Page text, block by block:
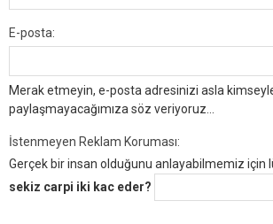
E-posta:
Merak etmeyin, e-posta adresinizi asla
paylaşmayacağımıza söz veriyoruz...
İstenmeyen Reklam Koruması:
Gerçek bir insan olduğunu anlayabilmemiz için
sekiz carpi iki kac eder?